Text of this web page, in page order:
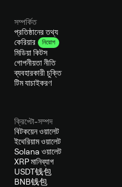
সম্পর্কিত
প্রতিষ্ঠানের তথ্য
কেরিয়ার
নিয়োগ
মিডিয়া কিটস
গোপনীয়তা নীতি
ব্যবহারকারী চুক্তি
টিম যাচাইকরণ
ক্রিপ্টো-সম্পদ
বিটকয়েন ওয়ালেট
ইথেরিয়াম ওয়ালেট
Solana ওয়ালেট
XRP মানিব্যাগ
USDT钱包
BNB钱包